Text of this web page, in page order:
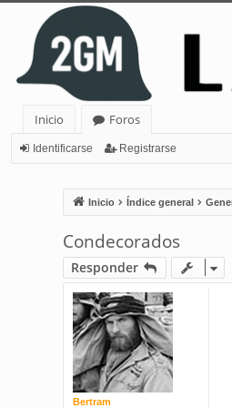
Inicio
Foros
Identificarse Registrarse
Inicio Índice general
Condecorados
Responder
Bertram